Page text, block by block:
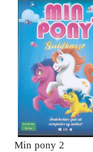
Min pony 2